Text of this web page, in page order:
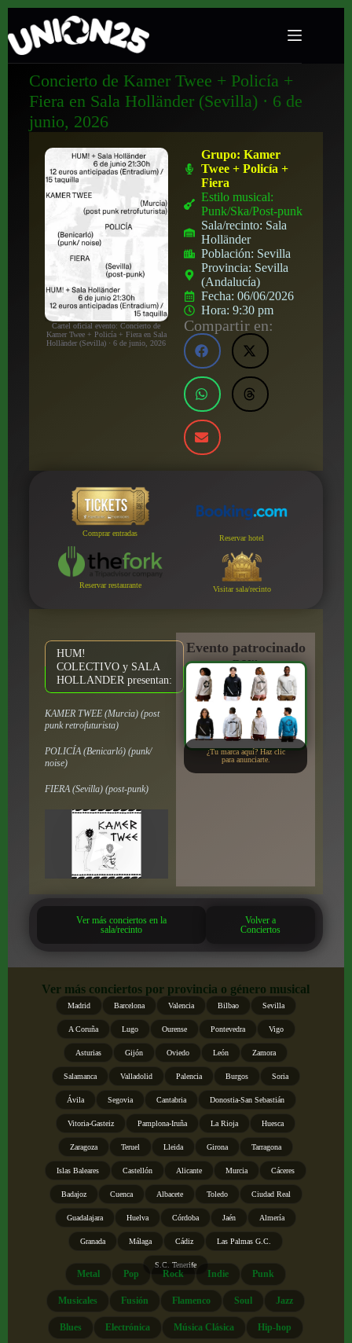
Concierto de Kamer Twee + Policía +
Fiera en Sala Holländer (Sevilla) · 6 de
junio, 2026
Cartel oficial evento: Concierto de
Kamer Twee + Policía + Fiera en Sala
Holländer (Sevilla) · 6 de junio, 2026
Grupo:Kamer
Twee + Policía +
Fiera
Estilo musical:
Punk/Ska/Post-punk
Sala/recinto: Sala
Holländer
Población: Sevilla
Provincia: Sevilla
(Andalucía)
Fecha:06/06/2026
Hora:9:30 pm
Compartir en:
Comprar entradas
Reservar hotel
Reservar restaurante Visitar sala/recinto
HUM!
COLECTIVO y SALA
HOLLANDER presentan:
KAMER TWEE (Murcia) (post
punk retrofuturista)
POLICÍA (Benicarló) (punk/
noise)
FIERA (Sevilla) (post-punk)
Evento patrocinado
por:
¿Tu marca aquí? Haz clic
para anunciarte.
Ver más conciertos en la
sala/recinto
Volver a
Conciertos
Ver más conciertos por provincia o género musical
Madrid Barcelona Valencia Bilbao Sevilla
A Coruña Lugo Ourense Pontevedra Vigo
Asturias Gijón Oviedo León Zamora
Salamanca Valladolid Palencia Burgos Soria
Ávila Segovia Cantabria Donostia-San Sebastián
Vitoria-Gasteiz Pamplona-Iruña La Rioja Huesca
Zaragoza Teruel Lleida Girona Tarragona
Islas Baleares Castellón Alicante Murcia Cáceres
Badajoz Cuenca Albacete Toledo Ciudad Real
Guadalajara Huelva Córdoba Jaén Almería
Granada Málaga Cádiz Las Palmas G.C.
S.C. Tenerife
Metal Pop Rock Indie Punk
Musicales Fusión Flamenco Soul Jazz
Blues Electrónica Música Clásica Hip-hop